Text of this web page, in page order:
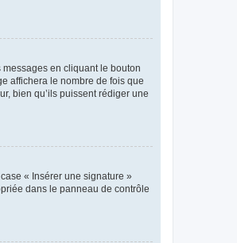
en cliquant le bouton
affichera le nombre de fois que
bien qu’ils puissent rédiger une
« Insérer une signature »
dans le panneau de contrôle